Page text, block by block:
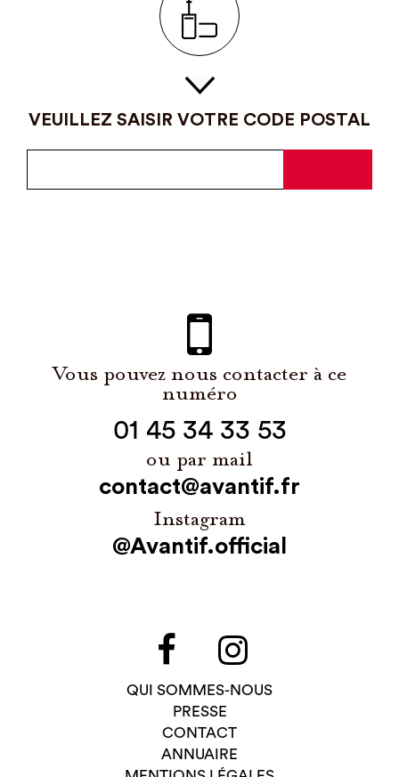
VEUILLEZ SAISIR VOTRE CODE POSTAL
Vous pouvez nous contacter à ce
numéro
01 45 34 33 53
ou par mail
contact@avantif.fr
Instagram
@Avantif.official
QUI SOMMES-NOUS
PRESSE
CONTACT
ANNUAIRE